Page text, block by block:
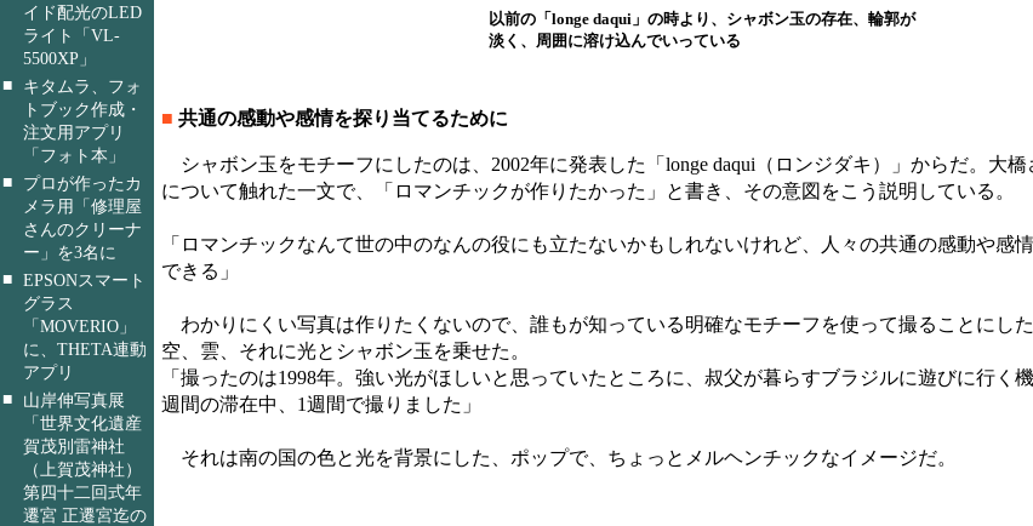
イド配光のLED
ライト「VL-
5500XP」
■
キタムラ、フォ
トブック作成・
注文用アプリ
「フォト本」
■
プロが作ったカ
メラ用「修理屋
さんのクリーナ
ー」を3名に
■ EPSONスマート
グラス
「MOVERIO」
に、THETA連動
アプリ
■
山岸伸写真展
「世界文化遺産
賀茂別雷神社
（上賀茂神社）
第四十二回式年
遷宮 正遷宮迄の
以前の「longe daqui」の時より、シャボン玉の存在、輪郭が
淡く、周囲に溶け込んでいっている
■ 共通の感動や感情を探り当てるために
シャボン玉をモチーフにしたのは、2002年に発表した「longe daqui（ロンジダキ）」からだ。大
について触れた一文で、「ロマンチックが作りたかった」と書き、その意図をこう説明している。
「ロマンチックなんて世の中のなんの役にも立たないかもしれないけれど、人々の共通の感動や感
できる」
わかりにくい写真は作りたくないので、誰もが知っている明確なモチーフを使って撮ることにした
空、雲、それに光とシャボン玉を乗せた。
「撮ったのは1998年。強い光がほしいと思っていたところに、叔父が暮らすブラジルに遊びに行く
週間の滞在中、1週間で撮りました」
それは南の国の色と光を背景にした、ポップで、ちょっとメルヘンチックなイメージだ。